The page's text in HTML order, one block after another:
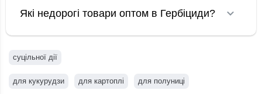
Які недорогі товари оптом в Гербіциди?
суцільної дії
для кукурудзи для картоплі для полуниці